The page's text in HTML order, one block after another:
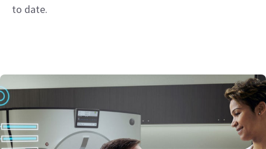
to date.